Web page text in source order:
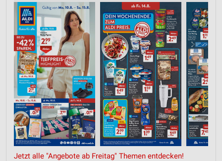
Jetzt alle "Angebote ab Freitag" Themen entdecken!